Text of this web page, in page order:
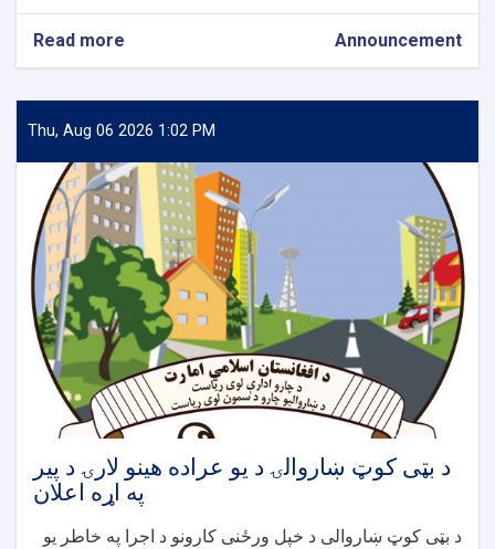
Read more
د
آباد
ښار
شهید
محمد
نعیم
مارکیټ
څخه
تر
مخابراتو
چوک
کاسه
برج
پوری
سیخداره
کانکریټی
ویالو
جوړولو
پروژی
اعلان
Announcement
Thu, Aug 06 2026 1:02 PM
د بټی کوټ ښاروالۍ د یو عراده هینو لارۍ د پیر
په اړه اعلان
د بټی کوټ ښاروالی د خپل ورځنی کارونو د اجرا په خاطر یو